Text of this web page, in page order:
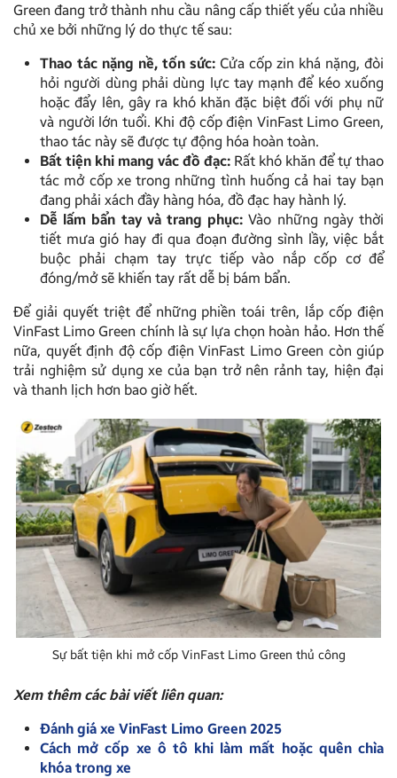
Green đang trở thành nhu cầu nâng cấp thiết yếu của nhiều
chủ xe bởi những lý do thực tế sau:
Thao tác nặng nề, tốn sức: Cửa cốp zin khá nặng, đòi
hỏi người dùng phải dùng lực tay mạnh để kéo xuống
hoặc đẩy lên, gây ra khó khăn đặc biệt đối với phụ nữ
và người lớn tuổi. Khi độ cốp điện VinFast Limo Green,
thao tác này sẽ được tự động hóa hoàn toàn.
Bất tiện khi mang vác đồ đạc: Rất khó khăn để tự thao
tác mở cốp xe trong những tình huống cả hai tay bạn
đang phải xách đầy hàng hóa, đồ đạc hay hành lý.
Dễ lấm bẩn tay và trang phục: Vào những ngày thời
tiết mưa gió hay đi qua đoạn đường sình lầy, việc bắt
buộc phải chạm tay trực tiếp vào nắp cốp cơ để
đóng/mở sẽ khiến tay rất dễ bị bám bẩn.
Để giải quyết triệt để những phiền toái trên, lắp cốp điện
VinFast Limo Green chính là sự lựa chọn hoàn hảo. Hơn thế
nữa, quyết định độ cốp điện VinFast Limo Green còn giúp
trải nghiệm sử dụng xe của bạn trở nên rảnh tay, hiện đại
và thanh lịch hơn bao giờ hết.
Sự bất tiện khi mở cốp VinFast Limo Green thủ công
Xem thêm các bài viết liên quan:
Đánh giá xe VinFast Limo Green 2025
Cách mở cốp xe ô tô khi làm mất hoặc quên chìa
khóa trong xe